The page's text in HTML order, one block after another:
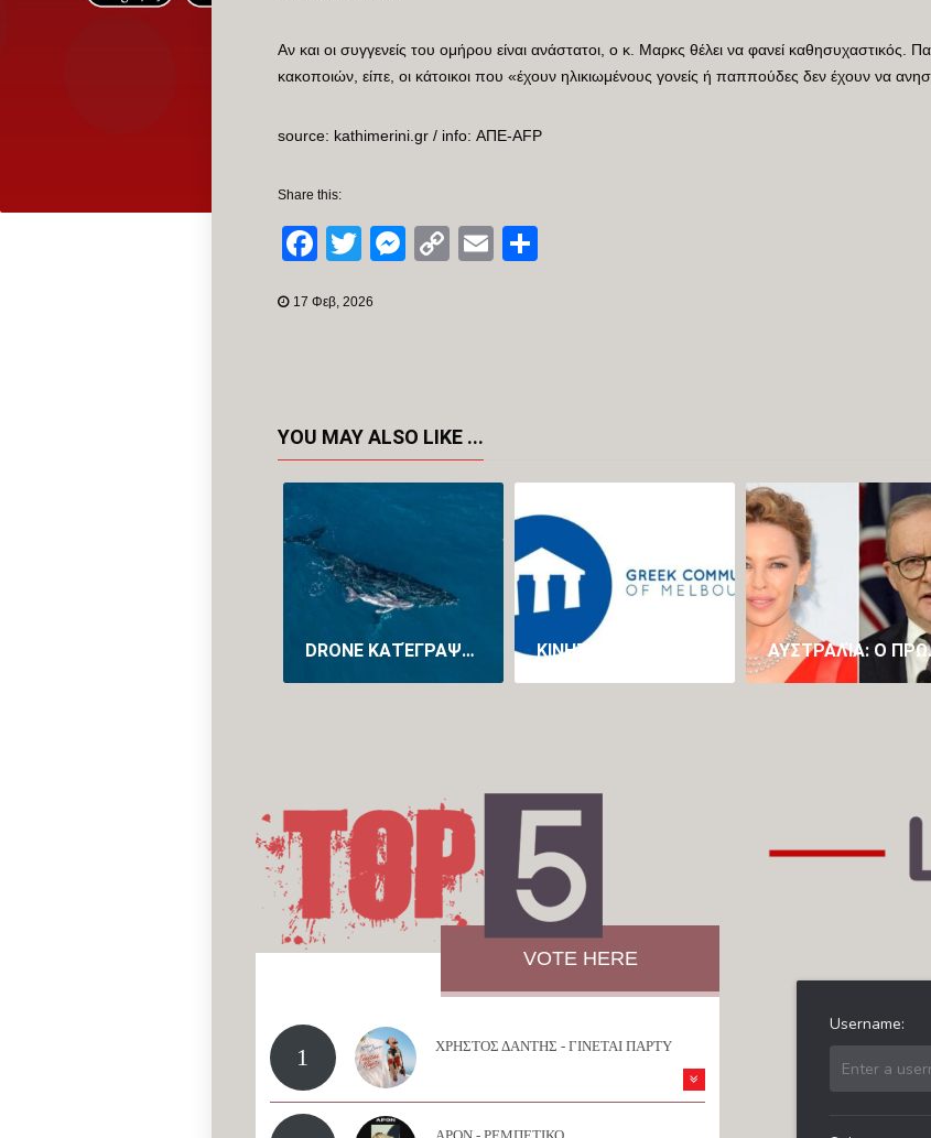
Αν και οι συγγενείς του ομήρου είναι ανάστατοι, ο κ. Μαρκς θέλει να φανεί καθησυχαστικός.
κακοποιών, είπε, οι κάτοικοι που «έχουν ηλικιωμένους γονείς ή παππούδες δεν έχουν να
source: kathimerini.gr / info: ΑΠΕ-AFP
Share this:
Facebook
TwitterMessenger
CopyEmail
17 Φεβ, 2026
YOU MAY ALSO LIKE ...
DRONE ΚΑΤΈΓΡΑΨΕ ΓΙΑ ΠΡΏΤΗ ΦΟΡΆ ΤΗ ΓΈΝΝΑ ΦΆΛΑΙΝΑΣ ΣΤΗΝ ΑΥΣΤΡΑΛΊΑ (VID) ΑΥΣΤΡΑΛΊΑ: Ο
VOTE HERE
1 ΧΡΗΣΤΟΣ ΔΑΝΤΗΣ - ΓΙΝΕΤΑΙ ΠΑΡΤΥ